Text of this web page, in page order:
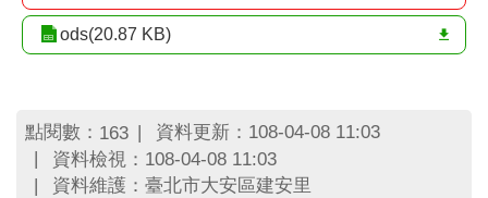
ods(20.87 KB)
點閱數： 163
資料更新：108-04-08 11:03
資料檢視：108-04-08 11:03
資料維護：臺北市大安區建安里